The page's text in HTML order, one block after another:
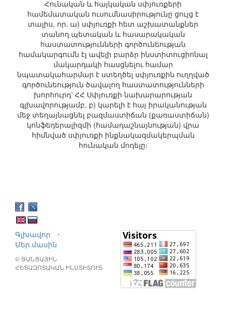
Հունական և հայկական սփյուռքերի
համեմատական ուսումնասիրությունը ցույց է
տալիս, որ. ա) սփյուռքի հետ աշխատանքներ
տանող պետական և հասարակական
հաստատությունների գործունեության
համակարգումն էլ ավելի բարձր ինստիտուցիոնալ
մակարդակի հասցնելու համար
նպատակահարմար է ստեղծել սփյուռքին ուղղված
գործունեություն ծավալող հաստատությունների
խորհուրդ՝ ՀՀ Սփյուռքի նախարարության
գլխավորությամբ, բ) կարելի է հայ իրականության
մեջ տեղայնացնել բազմաստիճան (քառաստիճան)
կոնֆեդերալիզմի (համադաշնայնության) վրա
հիմնված սփյուռքի ինքնակազմակերպման
հունական մոդելը։
Գլխավոր
⋅
Մեր մասին
© ՑԱՆՑԱՅԻՆ
ՀԵՏԱԶՈՏԱԿԱՆ ԻՆՍՏԻՏՈՒՏ